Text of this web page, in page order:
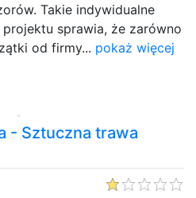
Takie indywidualne
sprawia, że zarówno
od firmy... pokaż więcej
- Sztuczna trawa